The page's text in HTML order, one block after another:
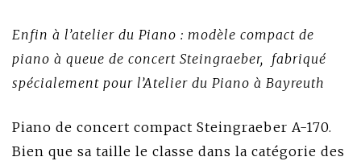
Enfin à l’atelier du Piano : modèle compact de
piano à queue de concert Steingraeber, fabriqué
spécialement pour l’Atelier du Piano à Bayreuth
Piano de concert compact Steingraeber A-170.
Bien que sa taille le classe dans la catégorie des